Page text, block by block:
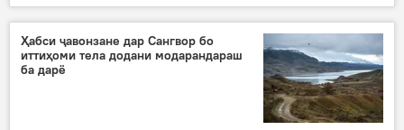
Рӯйдод, ҷиноят ва ҳолатҳои фавқулода
садама
боздошт
Вазорати умури дохилии Тоҷикистон
Ҳабси ҷавонзане дар Сангвор бо
иттиҳоми тела додани модарандараш
ба дарё